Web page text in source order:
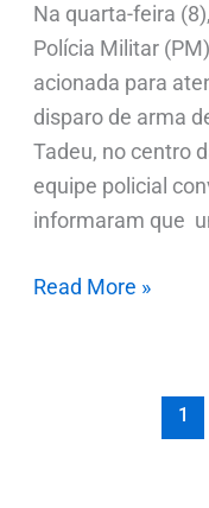
Na quarta-feira
Polícia Militar
acionada para
disparo de arma
Tadeu, no centro
equipe policial
informaram que
Read More »
1